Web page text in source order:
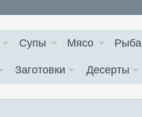
Супы Мясо Рыба
Заготовки Десерты